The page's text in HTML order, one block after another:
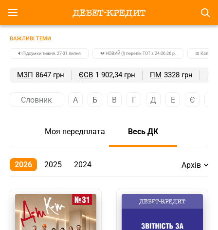
ВАЖЛИВІ ТЕМИ
🔉Підсумки тижня. 27-31 липня 💔 НОВИЙ (!) перелік ТОТ з 24.06.26 р. 📅
МЗП 8647 грн ЄСВ 1 902,34 грн ПМ 3328 грн
Словник А Б В Г Д Е Є
Моя передплата Весь ДК
2026 2025 2024 Архів